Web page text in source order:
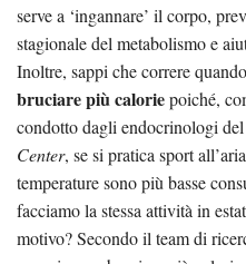
serve a ‘ingannare’ il corpo,
stagionale del metabolismo e
Inoltre, sappi che correre
bruciare più caloriepoiché,
condotto dagli endocrinologi del
Center, se si pratica sport
temperature sono più basse
facciamo la stessa attività in
motivo? Secondo il team di